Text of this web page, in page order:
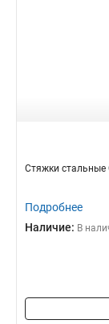
Стяжки
Подробнее
Наличие: В